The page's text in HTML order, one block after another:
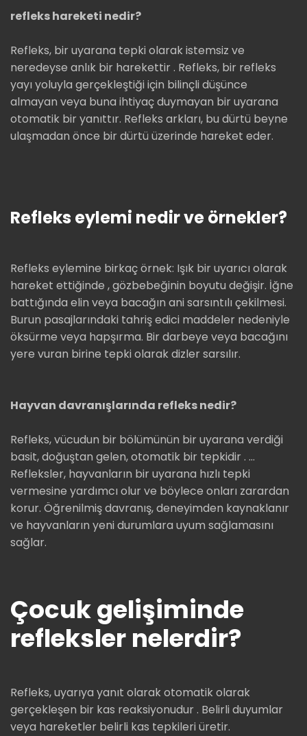
refleks hareketi nedir?
Refleks, bir uyarana tepki olarak istemsiz ve
neredeyse anlık bir harekettir . Refleks, bir refleks
yayı yoluyla gerçekleştiği için bilinçli düşünce
almayan veya buna ihtiyaç duymayan bir uyarana
otomatik bir yanıttır. Refleks arkları, bu dürtü beyne
ulaşmadan önce bir dürtü üzerinde hareket eder.
Refleks eylemi nedir ve örnekler?
Refleks eylemine birkaç örnek: Işık bir uyarıcı olarak
hareket ettiğinde , gözbebeğinin boyutu değişir. İğne
battığında elin veya bacağın ani sarsıntılı çekilmesi.
Burun pasajlarındaki tahriş edici maddeler nedeniyle
öksürme veya hapşırma. Bir darbeye veya bacağını
yere vuran birine tepki olarak dizler sarsılır.
Hayvan davranışlarında refleks nedir?
Refleks, vücudun bir bölümünün bir uyarana verdiği
basit, doğuştan gelen, otomatik bir tepkidir . …
Refleksler, hayvanların bir uyarana hızlı tepki
vermesine yardımcı olur ve böylece onları zarardan
korur. Öğrenilmiş davranış, deneyimden kaynaklanır
ve hayvanların yeni durumlara uyum sağlamasını
sağlar.
Çocuk gelişiminde
refleksler nelerdir?
Refleks, uyarıya yanıt olarak otomatik olarak
gerçekleşen bir kas reaksiyonudur . Belirli duyumlar
veya hareketler belirli kas tepkileri üretir.